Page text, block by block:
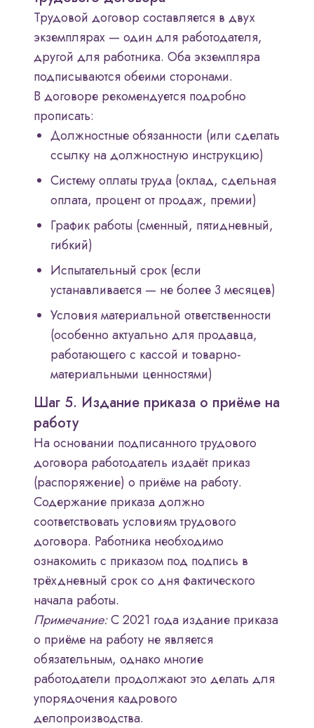
Трудовой договор составляется в двух
экземплярах — один для работодателя,
другой для работника. Оба экземпляра
подписываются обеими сторонами.
В договоре рекомендуется подробно
прописать:
Должностные обязанности (или сделать
ссылку на должностную инструкцию)
Систему оплаты труда (оклад, сдельная
оплата, процент от продаж, премии)
График работы (сменный, пятидневный,
гибкий)
Испытательный срок (если
устанавливается — не более 3 месяцев)
Условия материальной ответственности
(особенно актуально для продавца,
работающего с кассой и товарно-
материальными ценностями)
Шаг 5. Издание приказа о приёме на
работу
На основании подписанного трудового
договора работодатель издаёт приказ
(распоряжение) о приёме на работу.
Содержание приказа должно
соответствовать условиям трудового
договора. Работника необходимо
ознакомить с приказом под подпись в
трёхдневный срок со дня фактического
начала работы.
Примечание:С 2021 года издание приказа
о приёме на работу не является
обязательным, однако многие
работодатели продолжают это делать для
упорядочения кадрового
делопроизводства.